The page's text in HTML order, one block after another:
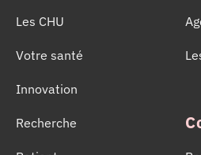
Les CHU
Votre santé
Innovation
Recherche